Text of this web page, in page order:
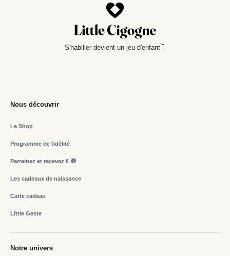
S'habiller devient un jeu d'enfant
Nous découvrir
Le Shop
Programme de fidélité
Parrainez et recevez € 🎁
Les cadeaux de naissance
Carte cadeau
Little Geste
Notre univers